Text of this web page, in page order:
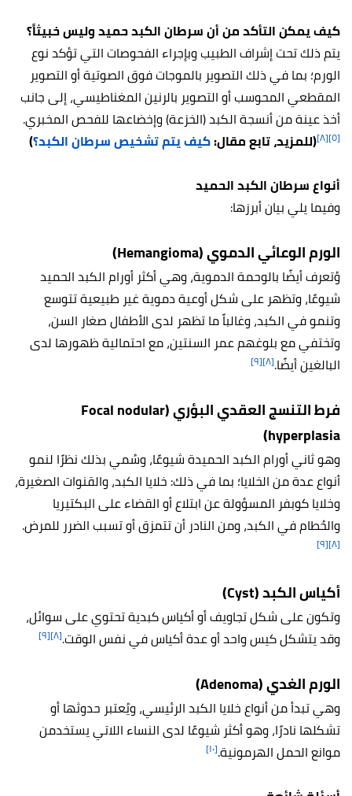
كيف يمكن التأكد من أن سرطان الكبد حميد وليس خبيثاً؟
يتم ذلك تحت إشراف الطبيب وبإجراء الفحوصات التي تؤكد نوع
الورم؛ بما في ذلك التصوير بالموجات فوق الصوتية أو التصوير
المقطعي المحوسب أو التصوير بالرنين المغناطيسي، إلى جانب
أخذ عينة من أنسجة الكبد (الخزعة) وإخضاعها للفحص المخبري.
[٥] [٨] (للمزيد، تابع مقال:كيف يتم تشخيص سرطان الكبد؟)
أنواع سرطان الكبد الحميد
وفيما يلي بيان أبرزها:
الورم الوعائي الدموي (Hemangioma)
وُتعرف أيضًا بالوحمة الدموية، وهي أكثر أورام الكبد الحميد
شيوعًا، وتظهر على شكل أوعية دموية غير طبيعية تتوسع
وتنمو في الكبد، وغالباً ما تظهر لدى الأطفال صغار السن،
وتختفي مع بلوغهم عمر السنتين، مع احتمالية ظهورها لدى
البالغين أيضًا.[٨] [٩]
فرط التنسج العقدي البؤري (Focal nodular
hyperplasia)
وهو ثاني أورام الكبد الحميدة شيوعًا، وسُمي بذلك نظرًا لنمو
أنواع عدة من الخلايا؛ بما في ذلك: خلايا الكبد، والقنوات الصغيرة،
وخلايا كوبفر المسؤولة عن ابتلاع أو القضاء على البكتيريا
والحُطام في الكبد، ومن النادر أن تتمزق أو تسبب الضرر للمرض.
[٨] [٩]
أكياس الكبد (Cyst)
وتكون على شكل تجاويف أو أكياس كبدية تحتوي على سوائل،
وقد يتشكل كيس واحد أو عدة أكياس في نفس الوقت.[٨] [٩]
الورم الغدي (Adenoma)
وهي تبدأ من أنواع خلايا الكبد الرئيسي، ويُعتبر حدوثها أو
تشكلها نادرًا، وهو أكثر شيوعًا لدى النساء اللاتي يستخدمن
موانع الحمل الهرمونية.[١٠]